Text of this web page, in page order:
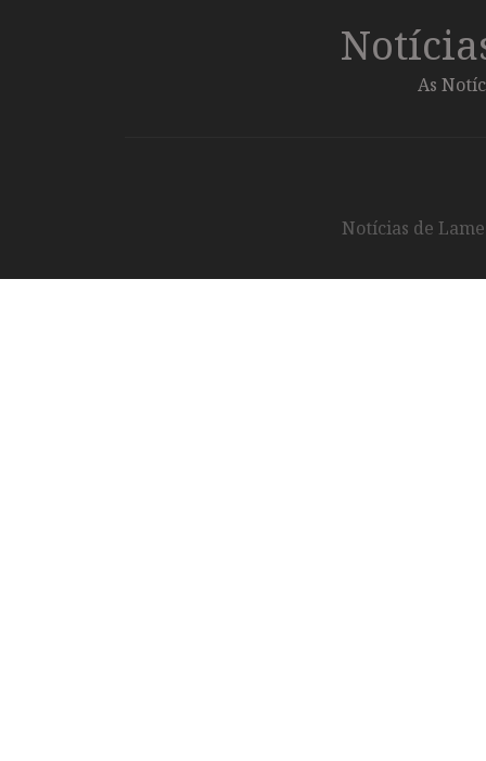
As
Notícias de